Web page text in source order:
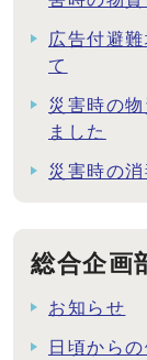
広告付避
て
災害時の
ました
災害時の
総合企画
お知らせ
日頃からの